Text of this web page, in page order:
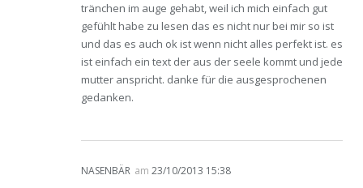
tränchen im auge gehabt, weil ich mich einfach gut
gefühlt habe zu lesen das es nicht nur bei mir so ist
und das es auch ok ist wenn nicht alles perfekt ist. es
ist einfach ein text der aus der seele kommt und jede
mutter anspricht. danke für die ausgesprochenen
gedanken.
NASENBÄR am 23/10/2013 15:38